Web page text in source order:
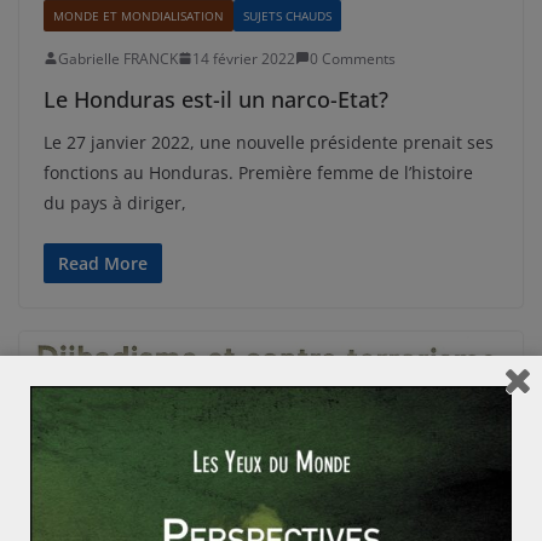
MONDE ET MONDIALISATION
SUJETS CHAUDS
Gabrielle FRANCK 14 février 2022 0 Comments
Le Honduras est-il un narco-Etat?
Le 27 janvier 2022, une nouvelle présidente prenait ses
fonctions au Honduras. Première femme de l’histoire
du pays à diriger,
Read More